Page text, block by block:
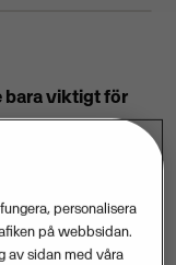
bara viktigt för
de
och
Nu släpper
och
personalisera
på webbsidan.
av sidan med våra